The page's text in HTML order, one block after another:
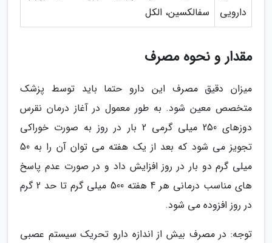
دارویی
سفالکسین، الکل
مقدار و نحوه مصرف
میزان دقیق مصرف این دارو حتما باید توسط پزشک
متخصص معین شود. به طور معمول در آغاز درمان نقرس
دوزهای 250 میلی گرمی 2 بار در روز به صورت خوراکی
تجویز می شود که بعد از یک هفته می توان آن را به 50
میلی گرم دو بار در روز افزایش داد و در صورت عدم پاسخ
های مناسب درمانی هر 4 هفته 500 میلی گرم تا حد 2 گرم
در روز افزوده می شود.
توجه: در مصرف بیش از اندازه دارو تحریک سیستم عصبی